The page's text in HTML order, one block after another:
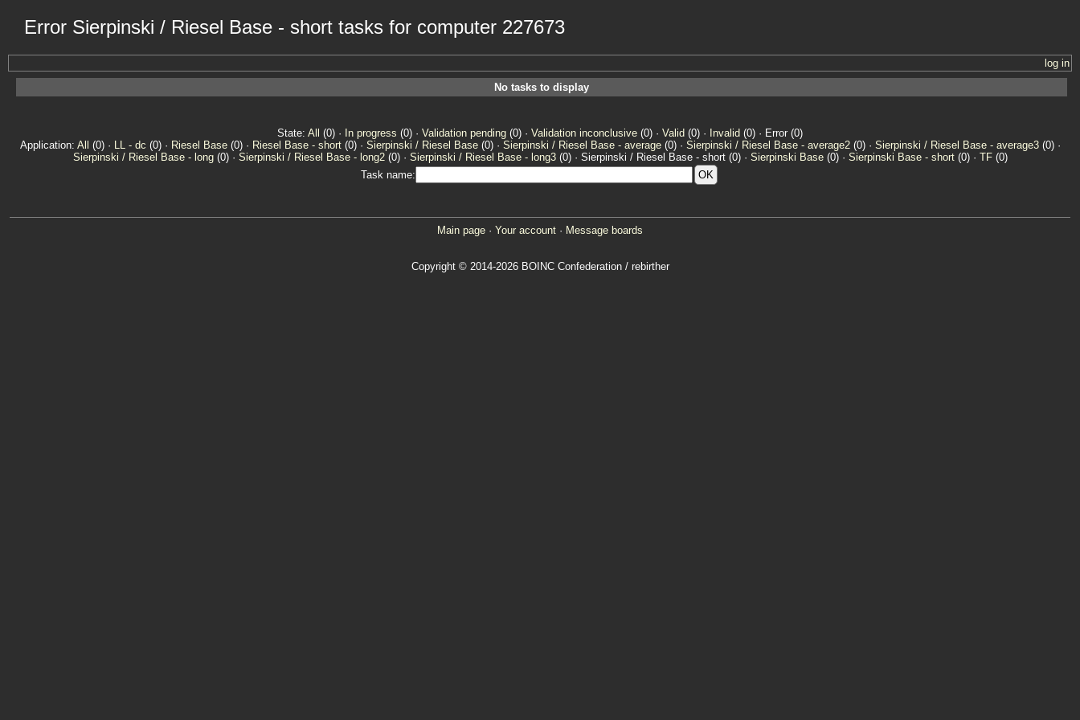
Error Sierpinski / Riesel Base - short tasks for computer 227673
log in
No tasks to display
State: All (0) · In progress (0) · Validation pending (0) · Validation inconclusive (0) · Valid (0) · Invalid (0) · Error (0)
Application: All (0) · LL - dc (0) · Riesel Base(0) · Riesel Base - short(0) · Sierpinski / Riesel Base(0) · Sierpinski / Riesel Base - average(0) · Sierpinski / Riesel Base - average2(0) · Sierpinski / Riesel Base - average3(0) ·
Sierpinski / Riesel Base - long(0) · Sierpinski / Riesel Base - long2(0) · Sierpinski / Riesel Base - long3(0) · Sierpinski / Riesel Base - short (0) · Sierpinski Base(0) · Sierpinski Base - short(0) · TF(0)
Task name:
Main page · Your account · Message boards
Copyright © 2014-2026 BOINC Confederation / rebirther